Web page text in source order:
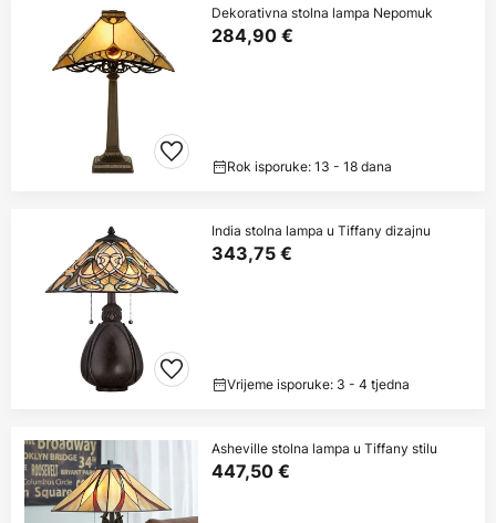
Dekorativna stolna lampa Nepomuk
284,90 €
Rok isporuke: 13 - 18 dana
India stolna lampa u Tiffany dizajnu
343,75 €
Vrijeme isporuke: 3 - 4 tjedna
Asheville stolna lampa u Tiffany stilu
447,50 €